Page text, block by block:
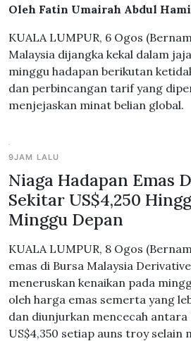
Oleh Fatin Umairah Abdul
KUALA LUMPUR, 6 Ogos
Malaysia dijangka kekal dalam
minggu hadapan berikutan
dan perbincangan tarif yang
menjejaskan minat belian global.
9JAM LALU
Niaga Hadapan Emas
Sekitar US$4,250
Minggu Depan
KUALA LUMPUR, 8 Ogos
emas di Bursa Malaysia
meneruskan kenaikan pada
oleh harga emas semerta yang
dan diunjurkan mencecah antara
US$4,350 setiap auns troy selain